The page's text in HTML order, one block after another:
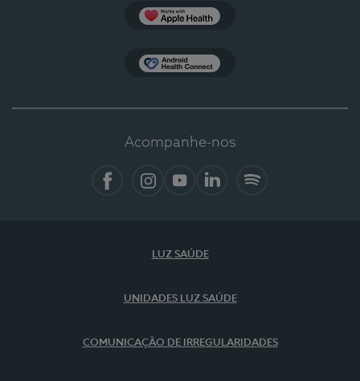
Acompanhe-nos
LUZ SAÚDE
UNIDADES LUZ SAÚDE
COMUNICAÇÃO DE IRREGULARIDADES